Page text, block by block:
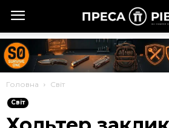
Головна Cвіт
Cвіт